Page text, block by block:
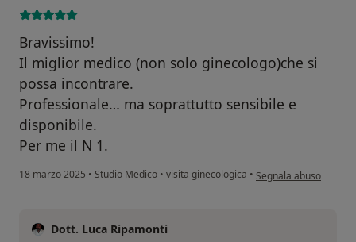
Bravissimo!
Il miglior medico (non solo ginecologo)che si
possa incontrare.
Professionale… ma soprattutto sensibile e
disponibile.
Per me il N 1.
18 marzo 2025 • Studio Medico • visita ginecologica • secondo l'opinione
Segnala abuso
Dott. Luca Ripamonti